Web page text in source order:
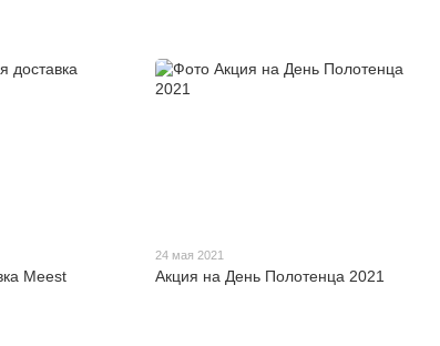
Meest
24 мая 2021
Акция на День Полотенца 2021